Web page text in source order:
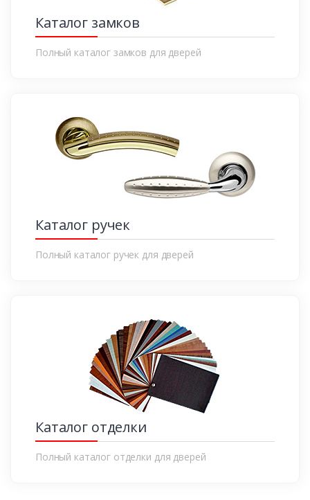
Каталог замков
Полный каталог замков для дверей
Каталог ручек
Полный каталог ручек для дверей
Каталог отделки
Полный каталог отделки для дверей